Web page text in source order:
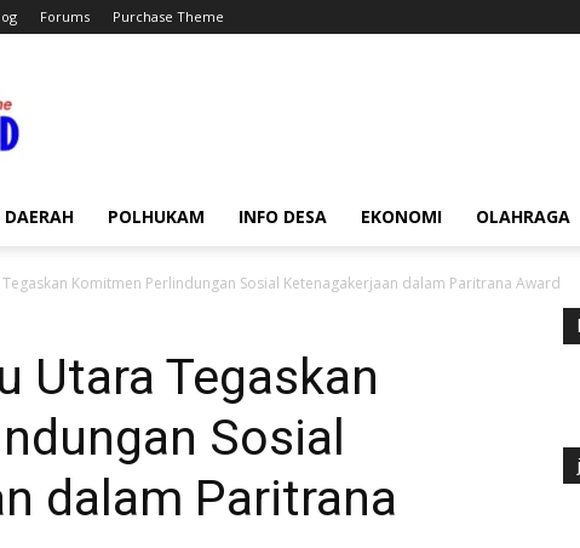
Forums Purchase Theme
DAERAH POLHUKAM INFO DESA EKONOMI OLAHRAGA
Komitmen Perlindungan Sosial Ketenagakerjaan dalam Paritrana Award
Utara Tegaskan
Sosial
dalam Paritrana